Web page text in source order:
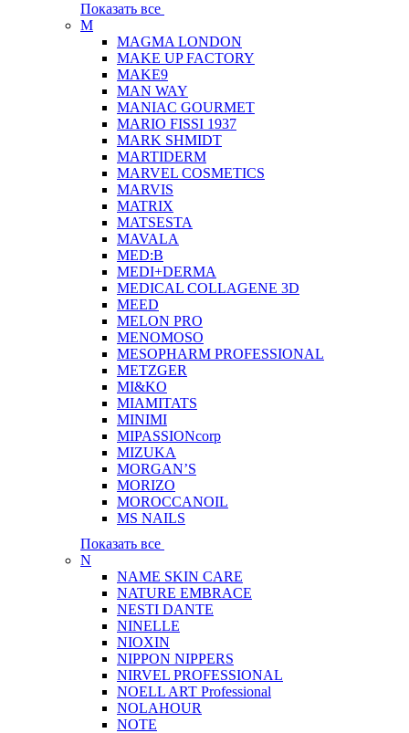
Показать все
M
MAGMA LONDON
MAKE UP FACTORY
MAKE9
MAN WAY
MANIAC GOURMET
MARIO FISSI 1937
MARK SHMIDT
MARTIDERM
MARVEL COSMETICS
MARVIS
MATRIX
MATSESTA
MAVALA
MED:B
MEDI+DERMA
MEDICAL COLLAGENE 3D
MEED
MELON PRO
MENOMOSO
MESOPHARM PROFESSIONAL
METZGER
MI&KO
MIAMITATS
MINIMI
MIPASSIONcorp
MIZUKA
MORGAN’S
MORIZO
MOROCCANOIL
MS NAILS
Показать все
N
NAME SKIN CARE
NATURE EMBRACE
NESTI DANTE
NINELLE
NIOXIN
NIPPON NIPPERS
NIRVEL PROFESSIONAL
NOELL ART Professional
NOLAHOUR
NOTE